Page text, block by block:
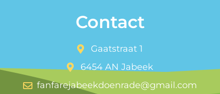
Contact
Gaatstraat 1
6454 AN Jabeek
fanfarejabeekdoenrade@gmail.com